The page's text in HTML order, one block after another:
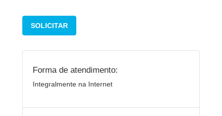
SOLICITAR
Forma de atendimento:
Integralmente na Internet